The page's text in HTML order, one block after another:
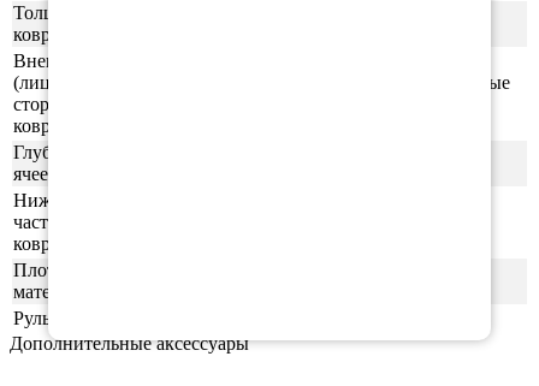
Толщина
ковриков
Внешняя
(лицевая)
сторона
ковриков
ячейки СОТЫ/РОМБ (напоминающие пчелиные
Глубина
ячеек
Нижняя
часть
ковриков
Плотность
материала
Руль
Дополнительные аксессуары